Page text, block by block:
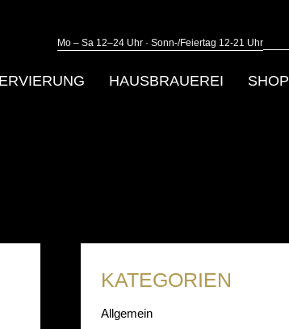
Mo – Sa 12–24 Uhr · Sonn-/Feiertag 12-21 Uhr
HAUSBRAUEREI SHOP
KATEGORIEN
Allgemein